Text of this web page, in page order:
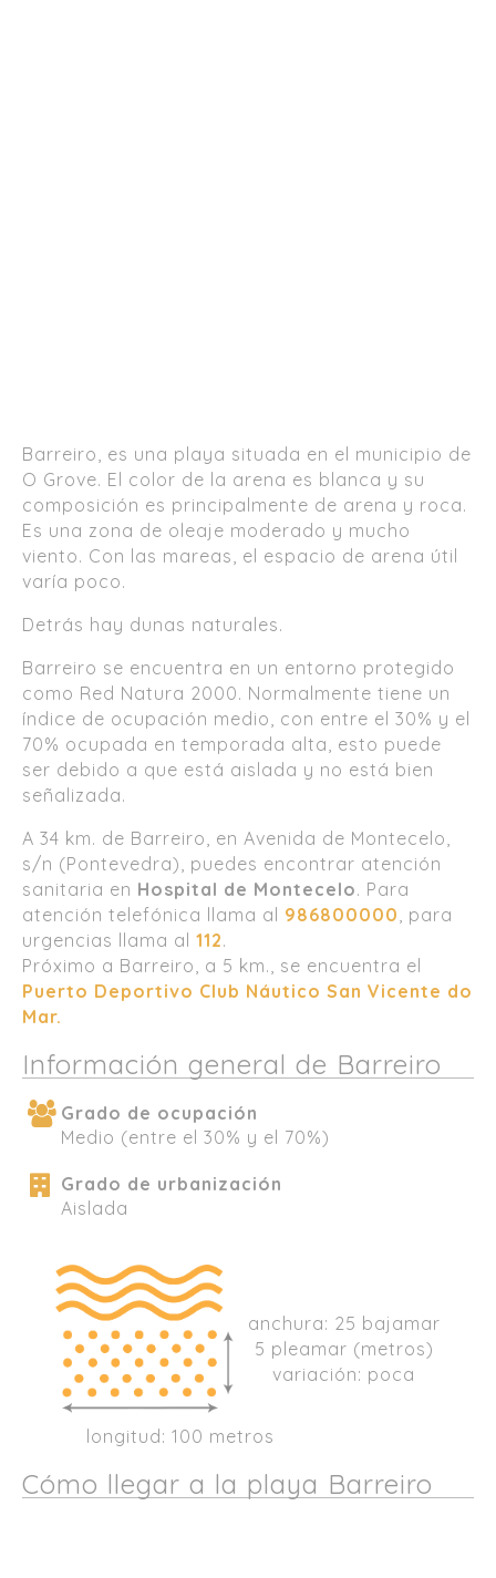
Barreiro, es una playa situada en el municipio de
O Grove. El color de la arena es blanca y su
composición es principalmente de arena y roca.
Es una zona de oleaje moderado y mucho
viento. Con las mareas, el espacio de arena útil
varía poco.
Detrás hay dunas naturales.
Barreiro se encuentra en un entorno protegido
como Red Natura 2000. Normalmente tiene un
índice de ocupación medio, con entre el 30% y el
70% ocupada en temporada alta, esto puede
ser debido a que está aislada y no está bien
señalizada.
A 34 km. de Barreiro, en Avenida de Montecelo,
s/n (Pontevedra), puedes encontrar atención
sanitaria en Hospital de Montecelo. Para
atención telefónica llama al 986800000, para
urgencias llama al 112.
Próximo a Barreiro, a 5 km., se encuentra el
Puerto Deportivo Club Náutico San Vicente do
Mar.
Información general de Barreiro
Grado de ocupación
Medio (entre el 30% y el 70%)
Grado de urbanización
Aislada
anchura: 25 bajamar
5 pleamar (metros)
variación: poca
longitud: 100 metros
Cómo llegar a la playa Barreiro